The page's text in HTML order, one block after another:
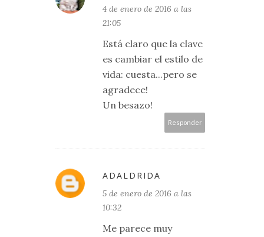
4 de enero de 2016 a las
21:05
Está claro que la clave
es cambiar el estilo de
vida: cuesta...pero se
agradece!
Un besazo!
Responder
ADALDRIDA
5 de enero de 2016 a las
10:32
Me parece muy